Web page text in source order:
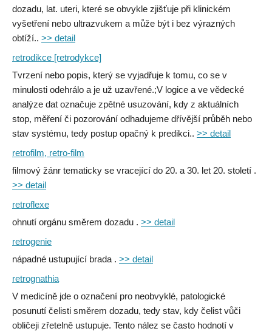
dozadu, lat. uteri, které se obvykle zjišťuje při klinickém
vyšetření nebo ultrazvukem a může být i bez výrazných
obtíží.. >> detail
retrodikce [retrodykce]
Tvrzení nebo popis, který se vyjadřuje k tomu, co se v
minulosti odehrálo a je už uzavřené.;V logice a ve vědecké
analýze dat označuje zpětné usuzování, kdy z aktuálních
stop, měření či pozorování odhadujeme dřívější průběh nebo
stav systému, tedy postup opačný k predikci.. >> detail
retrofilm, retro-film
filmový žánr tematicky se vracející do 20. a 30. let 20. století .
>> detail
retroflexe
ohnutí orgánu směrem dozadu . >> detail
retrogenie
nápadné ustupující brada . >> detail
retrognathia
V medicíně jde o označení pro neobvyklé, patologické
posunutí čelisti směrem dozadu, tedy stav, kdy čelist vůči
obličeji zřetelně ustupuje. Tento nález se často hodnotí v